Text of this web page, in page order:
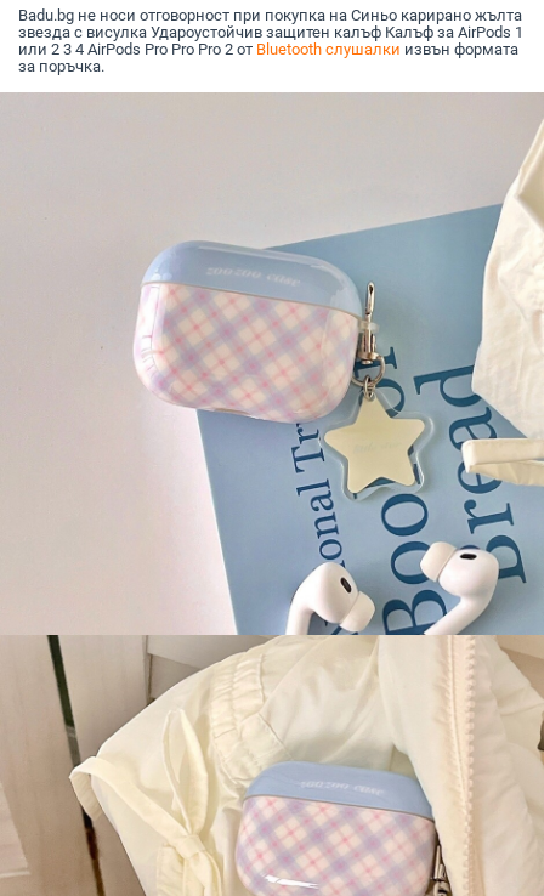
Badu.bg не носи отговорност при покупка на Синьо карирано жълта
звезда с висулка Удароустойчив защитен калъф Калъф за AirPods 1
или 2 3 4 AirPods Pro Pro Pro 2 от Bluetooth слушалки извън формата
за поръчка.